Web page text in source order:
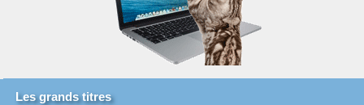
Les grands titres